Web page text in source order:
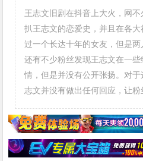
王志文旧剧在抖音上大火，网
扒王志文的恋爱史，并且在各
过一个长达十年的女友，但是两
还有不少粉丝发现王志文在一
情，但是并没有公开张扬。对
志文并没有做出任何回应，让粉